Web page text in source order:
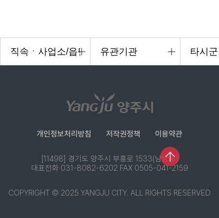
개인정보처리방침 저작권정책 이용약관
[11498] 경기도 양주시 부흥로 1533(남방동)
대표전화 031-8082-6202 FAX 0505-041-2159
COPYRIGHT © 2025 YANGJU CITY. ALL RIGHTS RESERVED